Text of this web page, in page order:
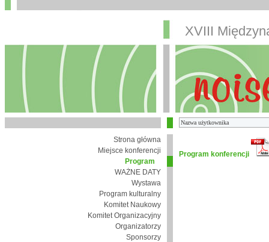
XVIII
Strona główna
Miejsce konferencji
Program
WAŻNE DATY
Wystawa
Program kulturalny
Komitet Naukowy
Komitet Organizacyjny
Organizatorzy
Sponsorzy
Program konferencji